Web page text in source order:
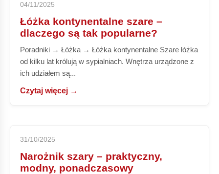
04/11/2025
Łóżka kontynentalne szare –
dlaczego są tak popularne?
Poradniki → Łóżka → Łóżka kontynentalne Szare łóżka
od kilku lat królują w sypialniach. Wnętrza urządzone z
ich udziałem są...
Czytaj więcej →
31/10/2025
Narożnik szary – praktyczny,
modny, ponadczasowy